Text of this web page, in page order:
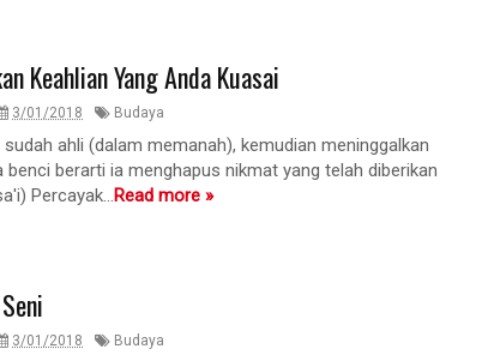
Keahlian Yang Anda Kuasai
3/01/2018 Budaya
ahli (dalam memanah), kemudian meninggalkan
benci berarti ia menghapus nikmat yang telah diberikan
Percayak...Read more »
3/01/2018 Budaya